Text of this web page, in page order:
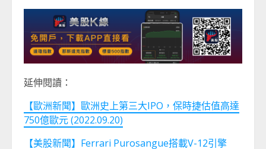
延伸閱讀：
【歐洲新聞】歐洲史上第三大IPO，保時捷估值高達
750億歐元 (2022.09.20)
【美股新聞】Ferrari Purosangue搭載V-12引擎